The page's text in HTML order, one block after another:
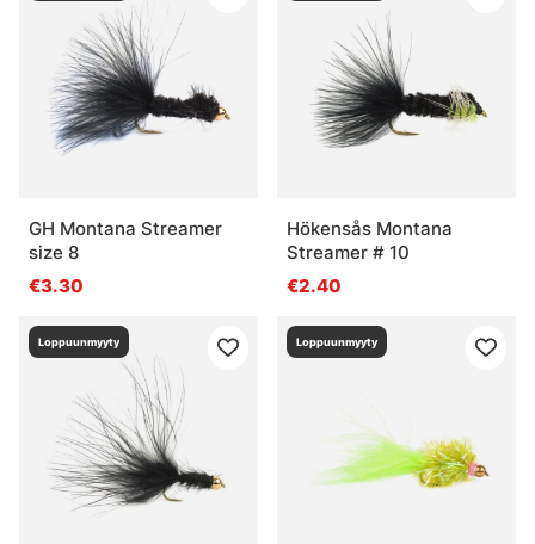
GH Montana Streamer
size 8
€3.30
Hökensås Montana
Streamer # 10
€2.40
Loppuunmyyty Loppuunmyyty